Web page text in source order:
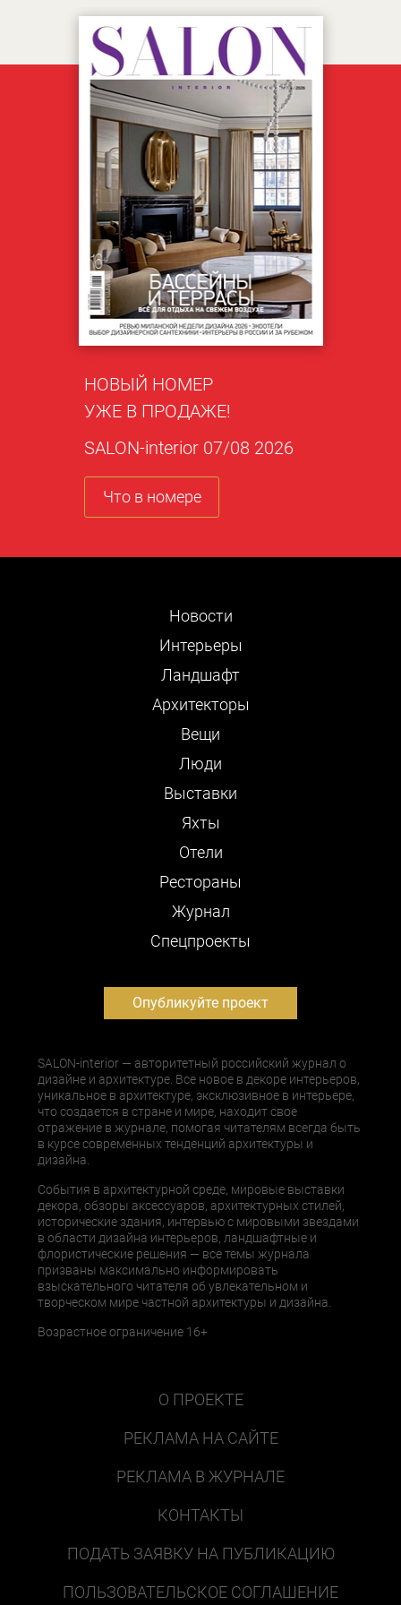
НОВЫЙ НОМЕР
УЖЕ В ПРОДАЖЕ!
SALON-interior 07/08 2026
Что в номере
Новости
Интерьеры
Ландшафт
Архитекторы
Вещи
Люди
Выставки
Яхты
Отели
Рестораны
Журнал
Cпецпроекты
Опубликуйте проект
SALON-interior — авторитетный российский журнал о
дизайне и архитектуре. Все новое в декоре интерьеров,
уникальное в архитектуре, эксклюзивное в интерьере,
что создается в стране и мире, находит свое
отражение в журнале, помогая читателям всегда быть
в курсе современных тенденций архитектуры и
дизайна.
События в архитектурной среде, мировые выставки
декора, обзоры аксессуаров, архитектурных стилей,
исторические здания, интервью с мировыми звездами
в области дизайна интерьеров, ландшафтные и
флористические решения — все темы журнала
призваны максимально информировать
взыскательного читателя об увлекательном и
творческом мире частной архитектуры и дизайна.
Возрастное ограничение 16+
О ПРОЕКТЕ
РЕКЛАМА НА САЙТЕ
РЕКЛАМА В ЖУРНАЛЕ
КОНТАКТЫ
ПОДАТЬ ЗАЯВКУ НА ПУБЛИКАЦИЮ
ПОЛЬЗОВАТЕЛЬСКОЕ СОГЛАШЕНИЕ